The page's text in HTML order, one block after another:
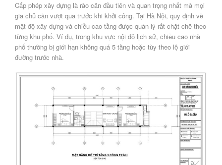
Cấp phép xây dựng là rào cản đầu tiên và quan trọng nhất mà mọi
gia chủ cần vượt qua trước khi khởi công. Tại Hà Nội, quy định về
mật độ xây dựng và chiều cao tầng được quản lý rất chặt chẽ theo
từng khu phố. Ví dụ, trong khu vực nội đô lịch sử, chiều cao nhà
phố thường bị giới hạn không quá 5 tầng hoặc tùy theo lộ giới
đường trước nhà.